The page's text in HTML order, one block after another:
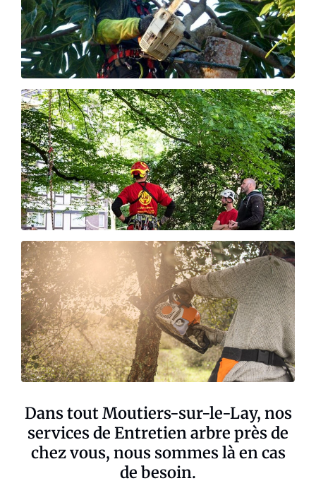
Dans tout Moutiers-sur-le-Lay, nos
services de Entretien arbre près de
chez vous, nous sommes là en cas
de besoin.